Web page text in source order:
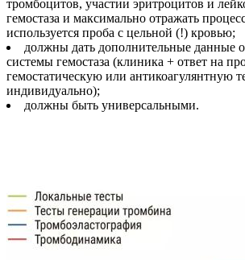
тромбоцитов, участии эритроцитов и
гемостаза и максимально отражать
используется проба с цельной (!) кровью;
должны дать дополнительные данные
системы гемостаза (клиника + ответ на
гемостатическую или антикоагулянтную
индивидуально);
должны быть универсальными.